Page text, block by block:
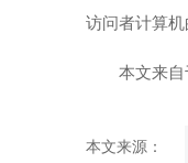
访问者计算
本文来自
本文来源：